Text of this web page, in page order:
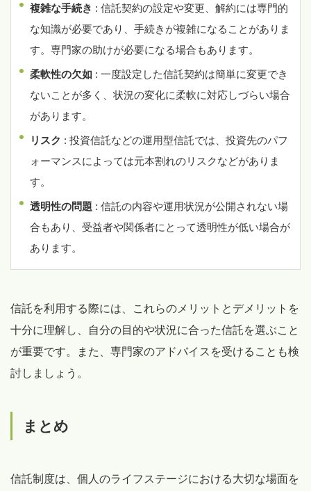
複雑な手続き : 信託契約の設定や変更、解約には専門的
な知識が必要であり、手続きが複雑になることがありま
す。専門家の助けが必要になる場合もあります。
柔軟性の欠如 : 一度設定した信託契約は簡単に変更でき
ないことが多く、状況の変化に柔軟に対応しづらい場合
があります。
リスク : 投資信託などの運用型信託では、投資先のパフ
ォーマンスによっては元本割れのリスクなどがありま
す。
透明性の問題 : 信託の内容や運用状況が公開されない場
合もあり、受益者や関係者にとって透明性が低い場合が
あります。
信託を利用する際には、これらのメリットとデメリットを
十分に理解し、自分の目的や状況に合った信託を選ぶこと
が重要です。また、専門家のアドバイスを受けることも検
討しましょう。
まとめ
信託制度は、個人のライフステージにおける大切な場面を